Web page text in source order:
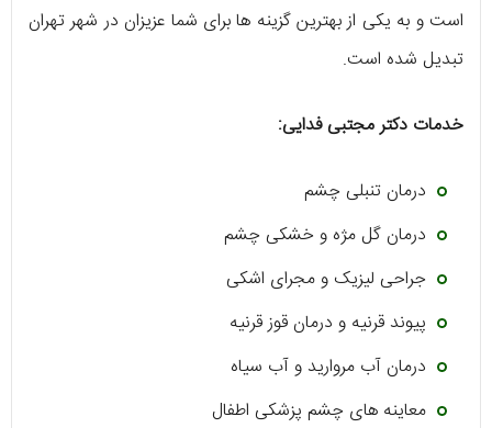
است و به یکی از بهترین گزینه‌ ها برای شما عزیزان در شهر تهران
تبدیل شده است.
خدمات دکتر مجتبی فدایی:
درمان تنبلی چشم
درمان گل مژه و خشکی چشم
جراحی لیزیک و مجرای اشکی
پیوند قرنیه و درمان قوز قرنیه
درمان آب مروارید و آب سیاه
معاینه‌ های چشم پزشکی اطفال